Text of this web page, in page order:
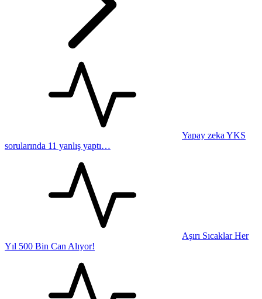
Yapay zeka YKS
sorularında 11 yanlış yaptı…
Aşırı Sıcaklar Her
Yıl 500 Bin Can Alıyor!